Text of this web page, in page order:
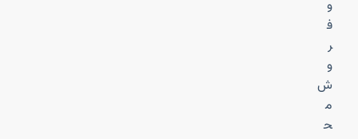
و
ف
ر
و
ش
م
ح